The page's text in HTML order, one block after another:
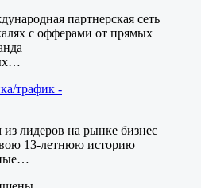
партнерская сеть
с офферами от прямых
трафик -
лидеров на рынке бизнес
13-летнюю историю